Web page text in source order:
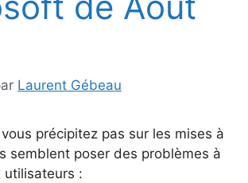
Laurent Gébeau
précipitez pas sur les mises à
semblent poser des problèmes à
utilisateurs :